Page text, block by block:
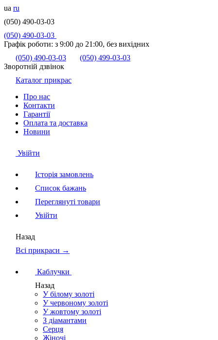
ua ru
(050) 490-03-03
(050) 490-03-03
Графік роботи: з 9:00 до 21:00, без вихідних
(050) 490-03-03
(050) 499-03-03
Зворотній дзвінок
Каталог прикрас
Про нас
Контакти
Гарантії
Оплата та доставка
Новини
Увійти
Історія замовлень
Список бажань
Переглянуті товари
Увійти
Назад
Всі прикраси →
Каблучки
Назад
У білому золоті
У червоному золоті
У жовтому золоті
З діамантами
Серця
Жіночі